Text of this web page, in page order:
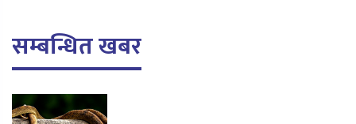
सम्बन्धित खबर